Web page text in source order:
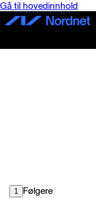
Gå til hovedinnhold
1 Følgere